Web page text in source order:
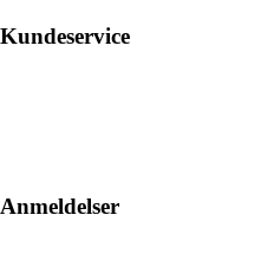
Kundeservice
Anmeldelser